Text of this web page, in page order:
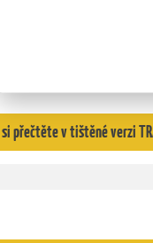
apod.). Například
lety 2010 až 2014 o 22
pomoci se Ministerstvo
2017 celkem 72,4
přečtěte v tištěné verzi